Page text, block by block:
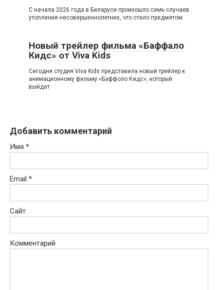
С начала 2026 года в Беларуси произошло семь случаев
утопления несовершеннолетних, что стало предметом
Новый трейлер фильма «Баффало
Кидс» от Viva Kids
Сегодня студия Viva Kids представила новый трейлер к
анимационному фильму «Баффоло Кидс», который
выйдет
Добавить комментарий
Имя *
Email *
Сайт
Комментарий